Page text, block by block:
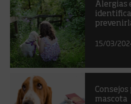
Alergias
15/03/
mascota